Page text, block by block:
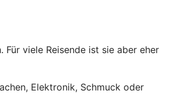
viele Reisende ist sie aber eher
Elektronik, Schmuck oder